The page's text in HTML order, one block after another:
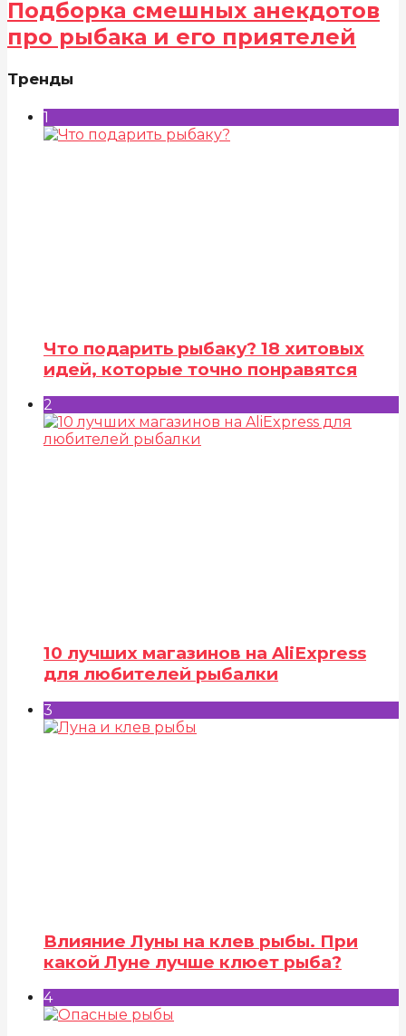
Подборка смешных анекдотов
про рыбака и его приятелей
Тренды
1
Что подарить рыбаку? 18 хитовых
идей, которые точно понравятся
2
10 лучших магазинов на AliExpress
для любителей рыбалки
3
Влияние Луны на клев рыбы. При
какой Луне лучше клюет рыба?
4